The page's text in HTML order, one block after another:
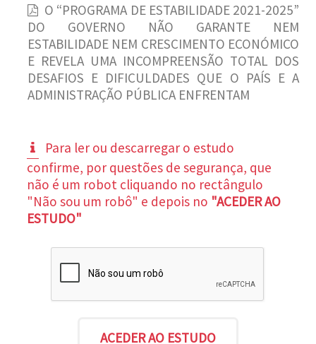
O “PROGRAMA DE ESTABILIDADE 2021-2025”
DO GOVERNO NÃO GARANTE NEM
ESTABILIDADE NEM CRESCIMENTO ECONÓMICO
E REVELA UMA INCOMPREENSÃO TOTAL DOS
DESAFIOS E DIFICULDADES QUE O PAÍS E A
ADMINISTRAÇÃO PÚBLICA ENFRENTAM
Para ler ou descarregar o estudo
confirme, por questões de segurança, que
não é um robot cliquando no rectângulo
"Não sou um robô" e depois no "ACEDER AO
ESTUDO"